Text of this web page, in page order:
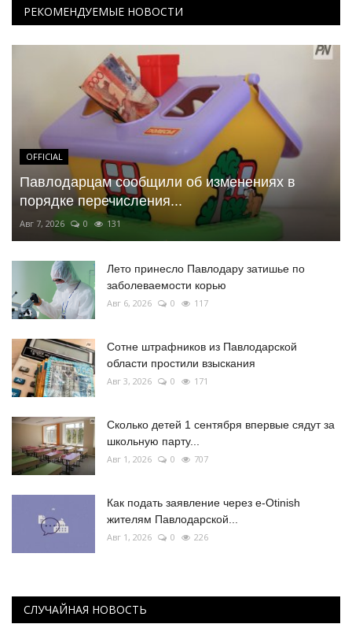
РЕКОМЕНДУЕМЫЕ НОВОСТИ
OFFICIAL
Павлодарцам сообщили об изменениях в
порядке перечисления...
Авг 7, 2026 0 131
Лето принесло Павлодару затишье по
заболеваемости корью
Авг 6, 2026 0 117
Сотне штрафников из Павлодарской
области простили взыскания
Авг 3, 2026 0 171
Сколько детей 1 сентября впервые сядут за
школьную парту...
Авг 1, 2026 0 707
Как подать заявление через e-Otinish
жителям Павлодарской...
Авг 1, 2026 0 226
СЛУЧАЙНАЯ НОВОСТЬ